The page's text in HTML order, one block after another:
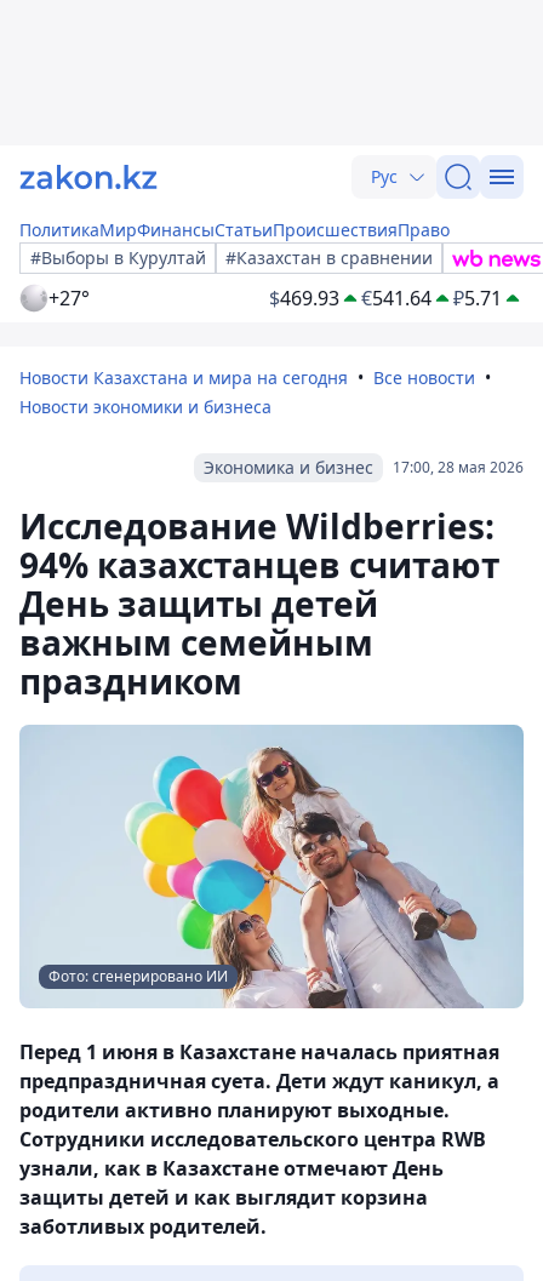
Рус
ПолитикаМирФинансыСтатьиПроисшествияПраво
#Выборы в Курултай
#Казахстан в сравнении
+27° $469.93 €541.64 ₽5.71
Новости Казахстана и мира на сегодня
Все новости
Новости экономики и бизнеса
17:00, 28 мая 2026
Экономика и бизнес
Исследование Wildberries:
94% казахстанцев считают
День защиты детей
важным семейным
праздником
Фото: сгенерировано ИИ
Перед 1 июня в Казахстане началась приятная
предпраздничная суета. Дети ждут каникул, а
родители активно планируют выходные.
Сотрудники исследовательского центра RWB
узнали, как в Казахстане отмечают День
защиты детей и как выглядит корзина
заботливых родителей.